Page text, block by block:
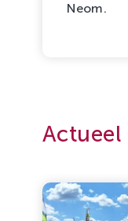
Neom.
Actueel